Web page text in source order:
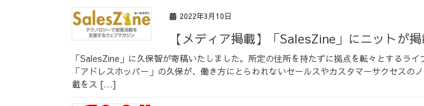
2022年3月10日
【メディア掲載】「SalesZine」にニットが掲
「SalesZine」に久保智が寄稿いたしました。所定の住所を持たずに拠点を転々とするライ
「アドレスホッパー」の久保が、働き方にとらわれないセールスやカスタマーサクセスの
載をス […]